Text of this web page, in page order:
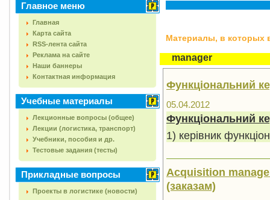
Главное меню
Главная
Карта сайта
RSS-лента сайта
Реклама на сайте
Наши баннеры
Контактная информация
Учебные материалы
Лекционные вопросы (общее)
Лекции (логистика, транспорт)
Учебники, пособия и др.
Тестовые задания (тесты)
Прикладные вопросы
Проекты в логистике (новости)
Материалы, в которых
manager
Функціональний
05.04.2012
Функціональний
1) керівник
Acquisition
(заказам)